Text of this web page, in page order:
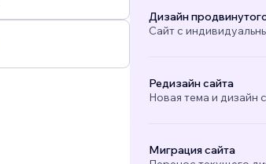
Дизайн
Сайт с
Редизайн сайта
Новая тема и дизайн
Миграция сайта